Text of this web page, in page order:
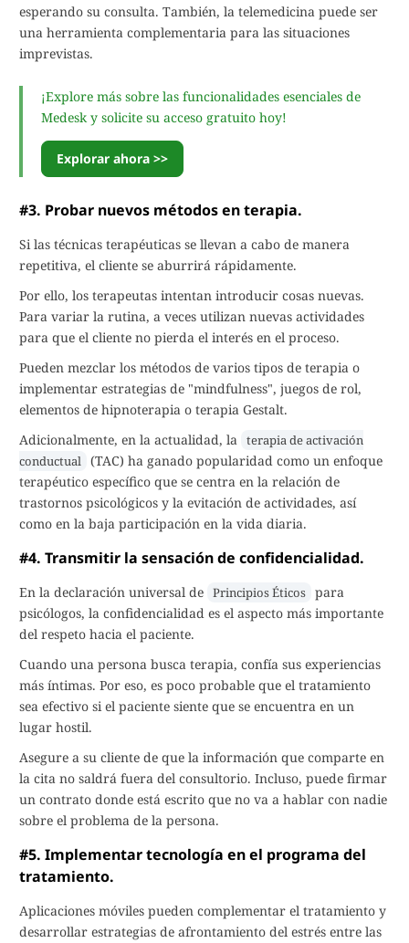
esperando su consulta. También, la telemedicina puede ser
una herramienta complementaria para las situaciones
imprevistas.
¡Explore más sobre las funcionalidades esenciales de
Medesk y solicite su acceso gratuito hoy!
Explorar ahora >>
#3. Probar nuevos métodos en terapia.
Si las técnicas terapéuticas se llevan a cabo de manera
repetitiva, el cliente se aburrirá rápidamente.
Por ello, los terapeutas intentan introducir cosas nuevas.
Para variar la rutina, a veces utilizan nuevas actividades
para que el cliente no pierda el interés en el proceso.
Pueden mezclar los métodos de varios tipos de terapia o
implementar estrategias de "mindfulness", juegos de rol,
elementos de hipnoterapia o terapia Gestalt.
Adicionalmente, en la actualidad, la terapia de activación
conductual (TAC) ha ganado popularidad como un enfoque
terapéutico específico que se centra en la relación de
trastornos psicológicos y la evitación de actividades, así
como en la baja participación en la vida diaria.
#4. Transmitir la sensación de confidencialidad.
En la declaración universal de Principios Éticos para
psicólogos, la confidencialidad es el aspecto más importante
del respeto hacia el paciente.
Cuando una persona busca terapia, confía sus experiencias
más íntimas. Por eso, es poco probable que el tratamiento
sea efectivo si el paciente siente que se encuentra en un
lugar hostil.
Asegure a su cliente de que la información que comparte en
la cita no saldrá fuera del consultorio. Incluso, puede firmar
un contrato donde está escrito que no va a hablar con nadie
sobre el problema de la persona.
#5. Implementar tecnología en el programa del
tratamiento.
Aplicaciones móviles pueden complementar el tratamiento y
desarrollar estrategias de afrontamiento del estrés entre las